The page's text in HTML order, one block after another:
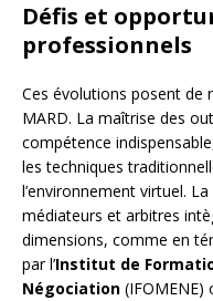
Défis et
professionnels
Ces évolutions posent de
MARD. La maîtrise des
compétence
les techniques
l’environnement virtuel. La
médiateurs et arbitres
dimensions, comme en
par l’Institut de
Négociation (IFOMENE)